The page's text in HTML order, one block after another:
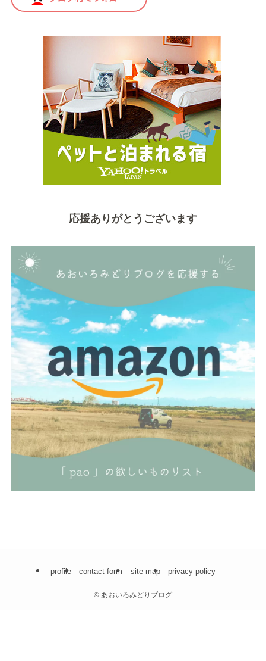
応援ありがとうございます
profile contact form site map privacy policy
© あおいろみどりブログ